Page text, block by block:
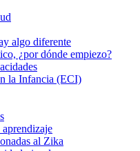
algo diferente
¿por dónde empiezo?
la Infancia (ECI)
aprendizaje
al Zika